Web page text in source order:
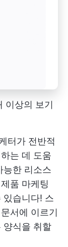
이상의 보기
터가 전반적
는 데 도움
능한 리소스
품 마케팅
있습니다! 스
서에 이르기
양식을 취할